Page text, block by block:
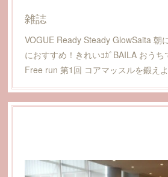
雑誌
VOGUE Ready Steady GlowSaita 朝
におすすめ！きれいﾖｶﾞBAILA おうち
Free run 第1回 コアマッスルを鍛え